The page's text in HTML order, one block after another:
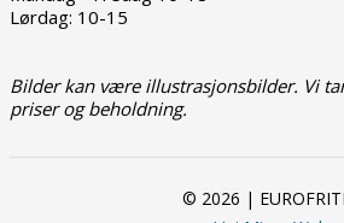
Lørdag: 10-15
Bilder kan være illustrasjonsbilder. Vi
priser og beholdning.
© 2026 |